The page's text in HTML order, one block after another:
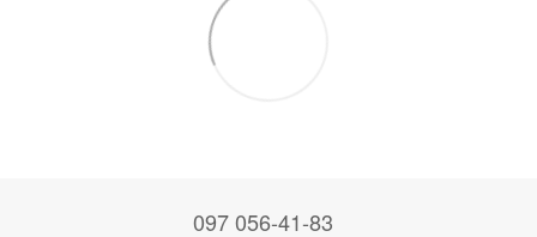
097 056-41-83